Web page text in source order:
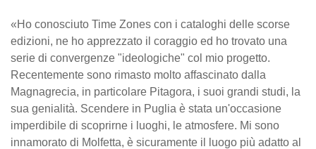
«Ho conosciuto Time Zones con i cataloghi delle scorse
edizioni, ne ho apprezzato il coraggio ed ho trovato una
serie di convergenze "ideologiche" col mio progetto.
Recentemente sono rimasto molto affascinato dalla
Magnagrecia, in particolare Pitagora, i suoi grandi studi, la
sua genialità. Scendere in Puglia è stata un'occasione
imperdibile di scoprirne i luoghi, le atmosfere. Mi sono
innamorato di Molfetta, è sicuramente il luogo più adatto al